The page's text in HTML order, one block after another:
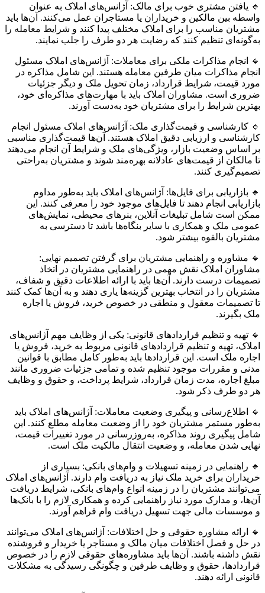
🔹 یافتن مشتری خوب برای مالک: آژانس‌های املاک به عنوان
واسطه بین مالکین و خریداران یا مستاجران عمل می‌کنند. آن‌ها باید
مشتریان مناسب را برای املاک مختلف پیدا کنند و شرایط معامله را
به‌گونه‌ای تنظیم کنند که رضایت هر دو طرف را جلب نمایند.
🔹 انجام مذاکرات ملکی برای معاملات: آژانس‌های املاک مسئول
انجام مذاکرات میان طرفین معامله هستند. این شامل مذاکره در
مورد قیمت، شرایط قرارداد، زمان تحویل ملک و دیگر جزئیات
ضروری است. مشاوران املاک باید با مهارت‌های مذاکره‌ای خود،
بهترین شرایط را برای مشتریان خود به‌دست آورند.
🔹 کارشناسی و قیمت‌گذاری ملک: آژانس‌های املاک مسئول انجام
کارشناسی و ارزیابی دقیق املاک هستند. آن‌ها قیمت‌گذاری مناسبی
بر اساس وضعیت بازار، ویژگی‌های ملک و شرایط آن انجام می‌دهند
تا مالکان از قیمت‌های عادلانه بهره‌مند شوند و مشتریان به‌راحتی
تصمیم‌گیری کنند.
🔹 بازاریابی برای فایل‌ها: آژانس‌های املاک باید به‌طور مداوم
بازاریابی انجام دهند تا فایل‌های موجود خود را معرفی کنند. این
ممکن است شامل تبلیغات آنلاین، بنرهای محیطی، نمایش‌های
عمومی ملک و همکاری با سایر بنگاه‌ها باشد تا دسترسی به
مشتریان بالقوه بیشتر شود.
🔹 مشاوره و راهنمایی مشتریان برای گرفتن تصمیم نهایی:
مشاوران املاک نقش مهمی در راهنمایی مشتریان در اتخاذ
تصمیمات درست دارند. آن‌ها باید با ارائه اطلاعات دقیق و شفاف،
مشتریان را در انتخاب بهترین گزینه‌ها یاری دهند و به آن‌ها کمک کنند
تا تصمیمات معقول و منطقی در خصوص خرید، فروش یا اجاره
ملک بگیرند.
🔹 تهیه و تنظیم قراردادهای قانونی: یکی از وظایف مهم آژانس‌های
املاک، تهیه و تنظیم قراردادهای قانونی مربوط به خرید، فروش یا
اجاره ملک است. این قراردادها باید به‌طور کامل مطابق با قوانین
مدنی و مقررات موجود تنظیم شده و تمامی جزئیات ضروری مانند
مبلغ اجاره، مدت زمان قرارداد، شرایط پرداخت، و حقوق و وظایف
هر دو طرف ذکر شود.
🔹 اطلاع‌رسانی و پیگیری وضعیت معاملات: آژانس‌های املاک باید
به‌طور مستمر مشتریان خود را از وضعیت معامله مطلع کنند. این
شامل پیگیری روند مذاکره، به‌روزرسانی در مورد تغییرات قیمت،
نهایی شدن معامله، و وضعیت انتقال مالکیت ملک است.
🔹 راهنمایی در زمینه تسهیلات و وام‌های بانکی: بسیاری از
خریداران برای خرید ملک نیاز به دریافت وام دارند. آژانس‌های املاک
می‌توانند مشتریان را در زمینه انواع وام‌های بانکی، شرایط دریافت
آن‌ها، و مدارک مورد نیاز راهنمایی کرده و همکاری لازم را با بانک‌ها
و موسسات مالی جهت تسهیل دریافت وام فراهم آورند.
🔹 ارائه مشاوره حقوقی و حل اختلافات: آژانس‌های املاک می‌توانند
در حل و فصل اختلافات میان مالک و مستاجر یا خریدار و فروشنده
نقش داشته باشند. آن‌ها باید مشاوره‌های حقوقی لازم را در خصوص
قراردادها، حقوق و وظایف طرفین و چگونگی رسیدگی به مشکلات
قانونی ارائه دهند.